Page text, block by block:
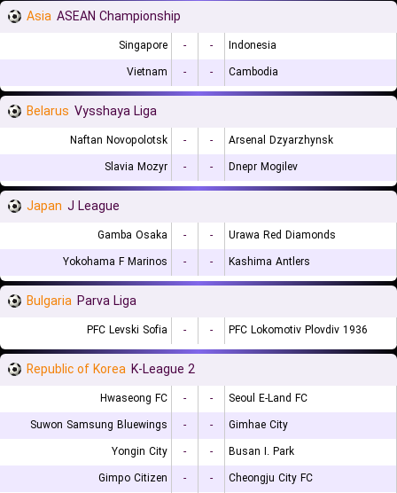
Asia ASEAN Championship
Singapore - -
Indonesia
Vietnam
- - Cambodia
Belarus Vysshaya Liga
Naftan Novopolotsk - -
Arsenal Dzyarzhynsk
Slavia Mozyr
- - Dnepr Mogilev
Japan J League
Gamba Osaka - -
Urawa Red Diamonds
Yokohama F Marinos
- - Kashima Antlers
Bulgaria Parva Liga
PFC Levski Sofia - - PFC Lokomotiv Plovdiv 1936
Republic of Korea K-League 2
Hwaseong FC - -
Seoul E-Land FC
Suwon Samsung Bluewings
- -
Gimhae City
Yongin City
- -
Busan I. Park
Gimpo Citizen
- -
Cheongju City FC